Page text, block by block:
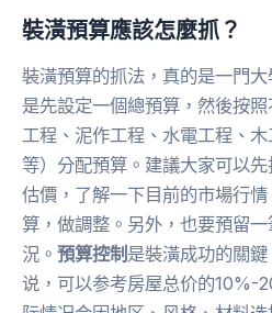
裝潢預算應該怎麼抓？
裝潢預算的抓法，真的是一門
是先設定一個總預算，然後按
工程、泥作工程、水電工程、
等）分配預算。建議大家可以
估價，了解一下目前的市場行
算，做調整。另外，也要預留
況。 預算控制 是裝潢成功的關
说，可以参考房屋总价的10%-